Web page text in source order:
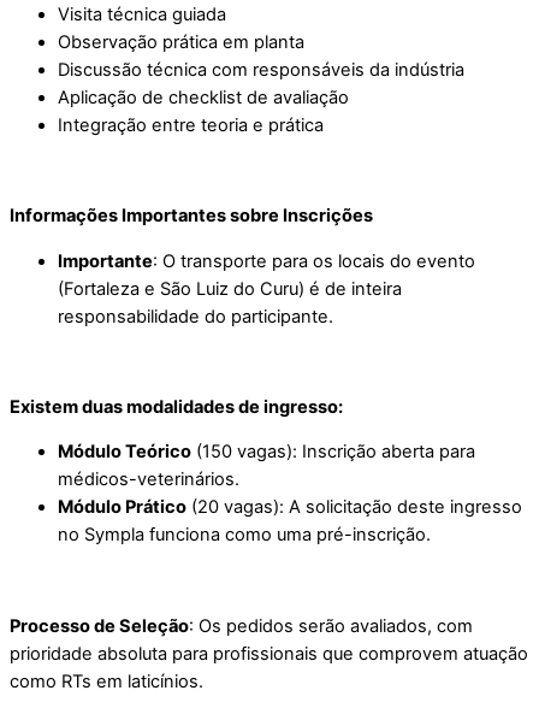
Visita técnica guiada
Observação prática em planta
Discussão técnica com responsáveis da indústria
Aplicação de checklist de avaliação
Integração entre teoria e prática
Informações Importantes sobre Inscrições
Importante: O transporte para os locais do evento
(Fortaleza e São Luiz do Curu) é de inteira
responsabilidade do participante.
Existem duas modalidades de ingresso:
Módulo Teórico (150 vagas): Inscrição aberta para
médicos-veterinários.
Módulo Prático (20 vagas): A solicitação deste ingresso
no Sympla funciona como uma pré-inscrição.
Processo de Seleção: Os pedidos serão avaliados, com
prioridade absoluta para profissionais que comprovem atuação
como RTs em laticínios.